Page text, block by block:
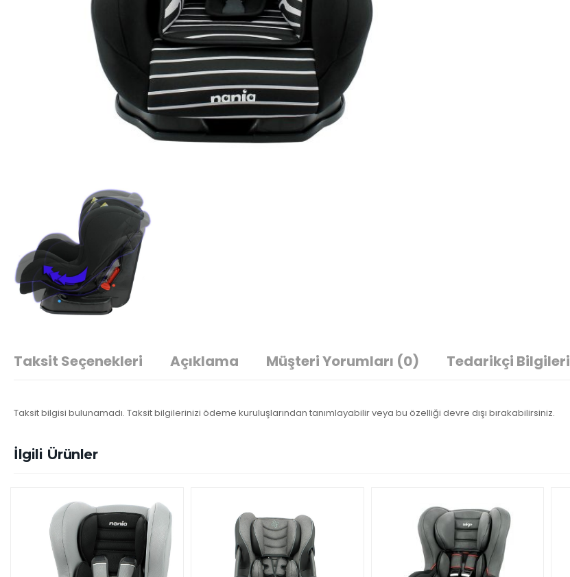
Taksit Seçenekleri Açıklama Müşteri Yorumları (0) Tedarikçi Bilgileri
Taksit bilgisi bulunamadı. Taksit bilgilerinizi ödeme kuruluşlarından tanımlayabilir veya bu özelliği devre dışı bırakabilirsiniz.
İlgili Ürünler